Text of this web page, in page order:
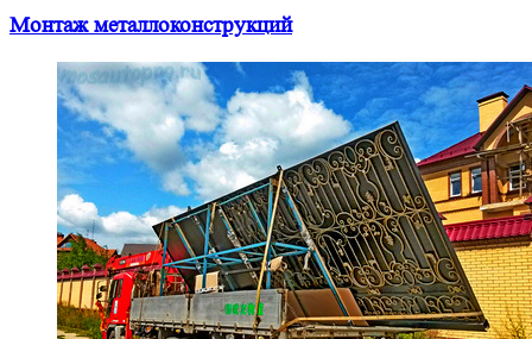
Монтаж металлоконструкций